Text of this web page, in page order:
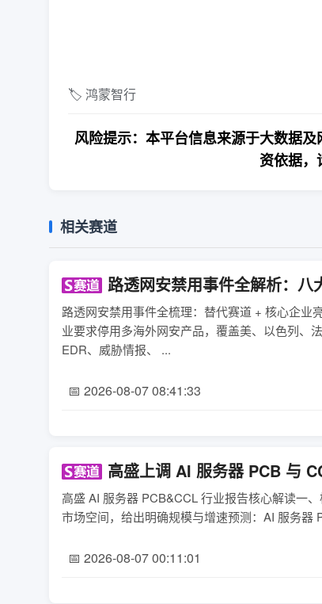
🏷️ 鸿蒙智行
风险提示：本平台信息来源于大数据
资依据，
相关赛道
路透网安禁用事件全解析：八
路透网安禁用事件全梳理：替代赛道 + 核心企业
业要求停用多海外网安产品，覆盖美、以色列、
EDR、威胁情报、 ...
📅 2026-08-07 08:41:33
高盛上调 AI 服务器 PCB 与
高盛 AI 服务器 PCB&CCL 行业报告核心解读一
市场空间，给出明确规模与增速预测：AI 服务器
📅 2026-08-07 00:11:01